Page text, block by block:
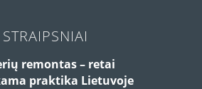
remontas – retai
praktika Lietuvoje